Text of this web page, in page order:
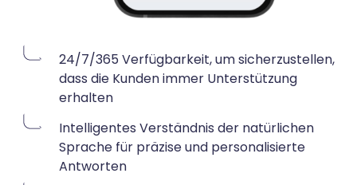
24/7/365 Verfügbarkeit, um sicherzustellen,
dass die Kunden immer Unterstützung
erhalten
Intelligentes Verständnis der natürlichen
Sprache für präzise und personalisierte
Antworten